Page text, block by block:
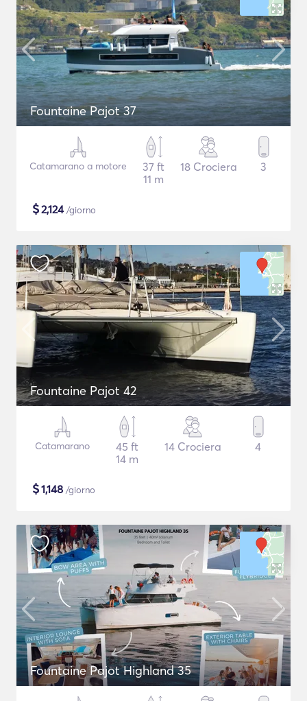
Fountaine Pajot 37
Catamarano a motore
37 ft
11 m
18 Crociera 3
$2,124/giorno
Fountaine Pajot 42
Catamarano
45 ft
14 m
14 Crociera 4
$1,148 /giorno
Fountaine Pajot Highland 35